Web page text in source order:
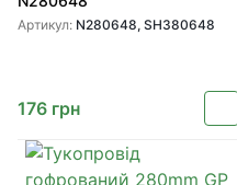
Артикул: N280648, SH380648
176 грн